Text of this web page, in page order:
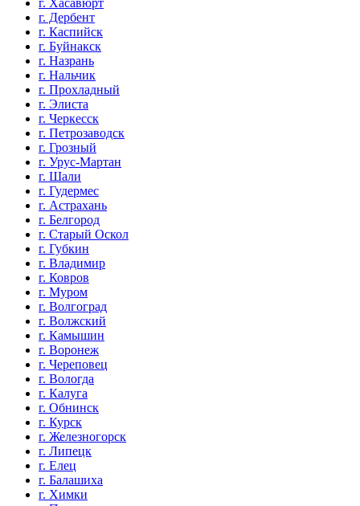
г. Хасавюрт
г. Дербент
г. Каспийск
г. Буйнакск
г. Назрань
г. Нальчик
г. Прохладный
г. Элиста
г. Черкесск
г. Петрозаводск
г. Грозный
г. Урус-Мартан
г. Шали
г. Гудермес
г. Астрахань
г. Белгород
г. Старый Оскол
г. Губкин
г. Владимир
г. Ковров
г. Муром
г. Волгоград
г. Волжский
г. Камышин
г. Воронеж
г. Череповец
г. Вологда
г. Калуга
г. Обнинск
г. Курск
г. Железногорск
г. Липецк
г. Елец
г. Балашиха
г. Химки